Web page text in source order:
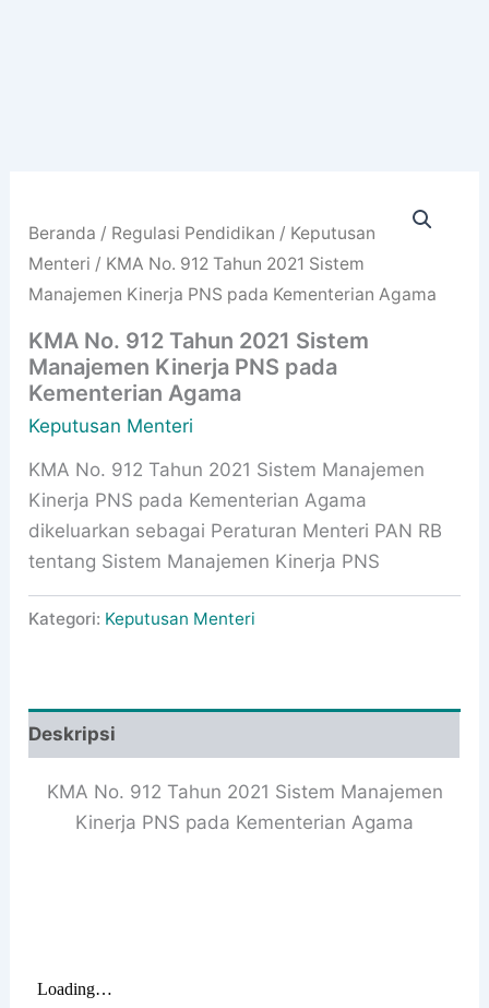
Beranda / Regulasi Pendidikan / Keputusan
Menteri / KMA No. 912 Tahun 2021 Sistem
Manajemen Kinerja PNS pada Kementerian Agama
KMA No. 912 Tahun 2021 Sistem
Manajemen Kinerja PNS pada
Kementerian Agama
Keputusan Menteri
KMA No. 912 Tahun 2021 Sistem Manajemen
Kinerja PNS pada Kementerian Agama
dikeluarkan sebagai Peraturan Menteri PAN RB
tentang Sistem Manajemen Kinerja PNS
Kategori: Keputusan Menteri
Deskripsi
KMA No. 912 Tahun 2021 Sistem Manajemen
Kinerja PNS pada Kementerian Agama